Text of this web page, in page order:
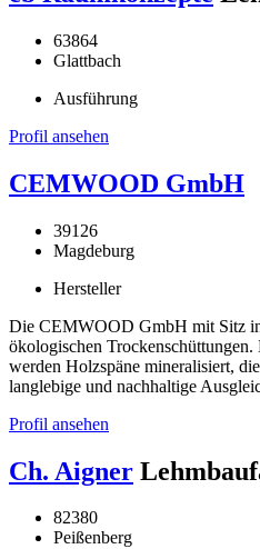
63864
Glattbach
Ausführung
Profil ansehen
CEMWOOD GmbH
39126
Magdeburg
Hersteller
Die CEMWOOD GmbH mit Sitz
ökologischen
werden Holzspäne mineralisiert,
langlebige und nachhaltige
Profil ansehen
Ch. Aigner
82380
Peißenberg